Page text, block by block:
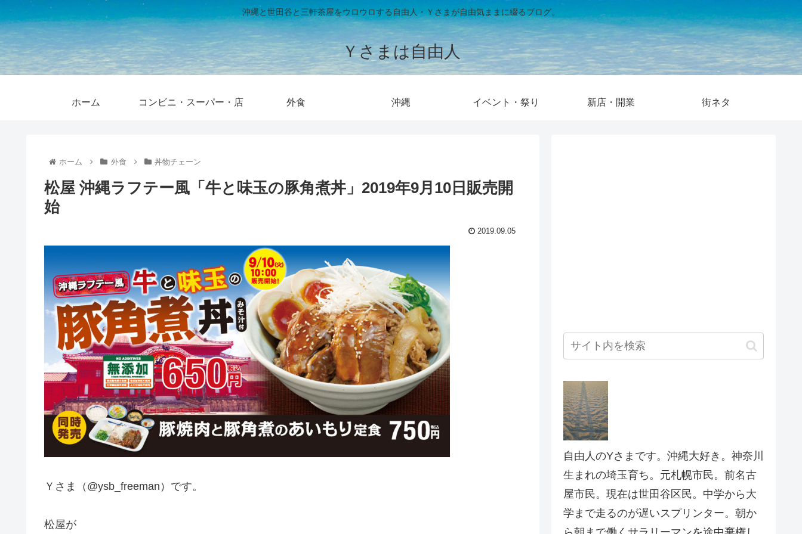
沖縄と世田谷と三軒茶屋をウロウロする自由人・Ｙさまが自由気ままに綴るブログ。
Ｙさまは自由人
ホーム コンビニ・スーパー・店 外食 沖縄 イベント・祭り 新店・開業 街ネタ
ホーム 外食 丼物チェーン
松屋 沖縄ラフテー風「牛と味玉の豚角煮丼」2019年9月10日販売開
始
2019.09.05
Ｙさま（@ysb_freeman）です。
松屋が
自由人のYさまです。沖縄大好き。神奈川
生まれの埼玉育ち。元札幌市民。前名古
屋市民。現在は世田谷区民。中学から大
学まで走るのが遅いスプリンター。朝か